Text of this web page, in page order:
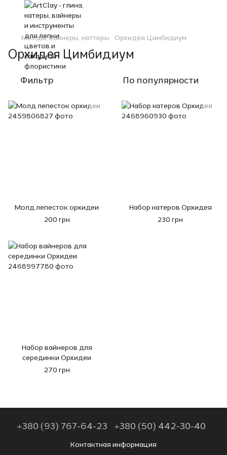
Молды, вайнеры, каттеры Орхидея Цимбидиум
Орхидея Цимбидиум
Фильтр По популярности
Молд лепесток орхидеи
200 грн
Набор катеров Орхидея
230 грн
Набор вайнеров для
серединки Орхидеи
270 грн
+380 (93) 767-64-23 +380 (50) 442-30-40
Контактная информация